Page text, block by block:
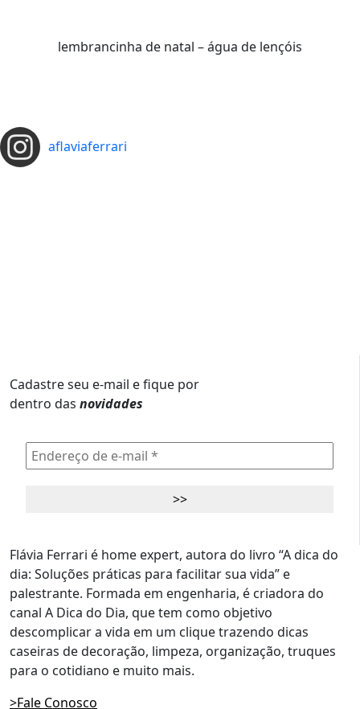
lembrancinha de natal – água de lençóis
aflaviaferrari
Cadastre seu e-mail e fique por
dentro das novidades
Flávia Ferrari é home expert, autora do livro “A dica do
dia: Soluções práticas para facilitar sua vida” e
palestrante. Formada em engenharia, é criadora do
canal A Dica do Dia, que tem como objetivo
descomplicar a vida em um clique trazendo dicas
caseiras de decoração, limpeza, organização, truques
para o cotidiano e muito mais.
>Fale Conosco